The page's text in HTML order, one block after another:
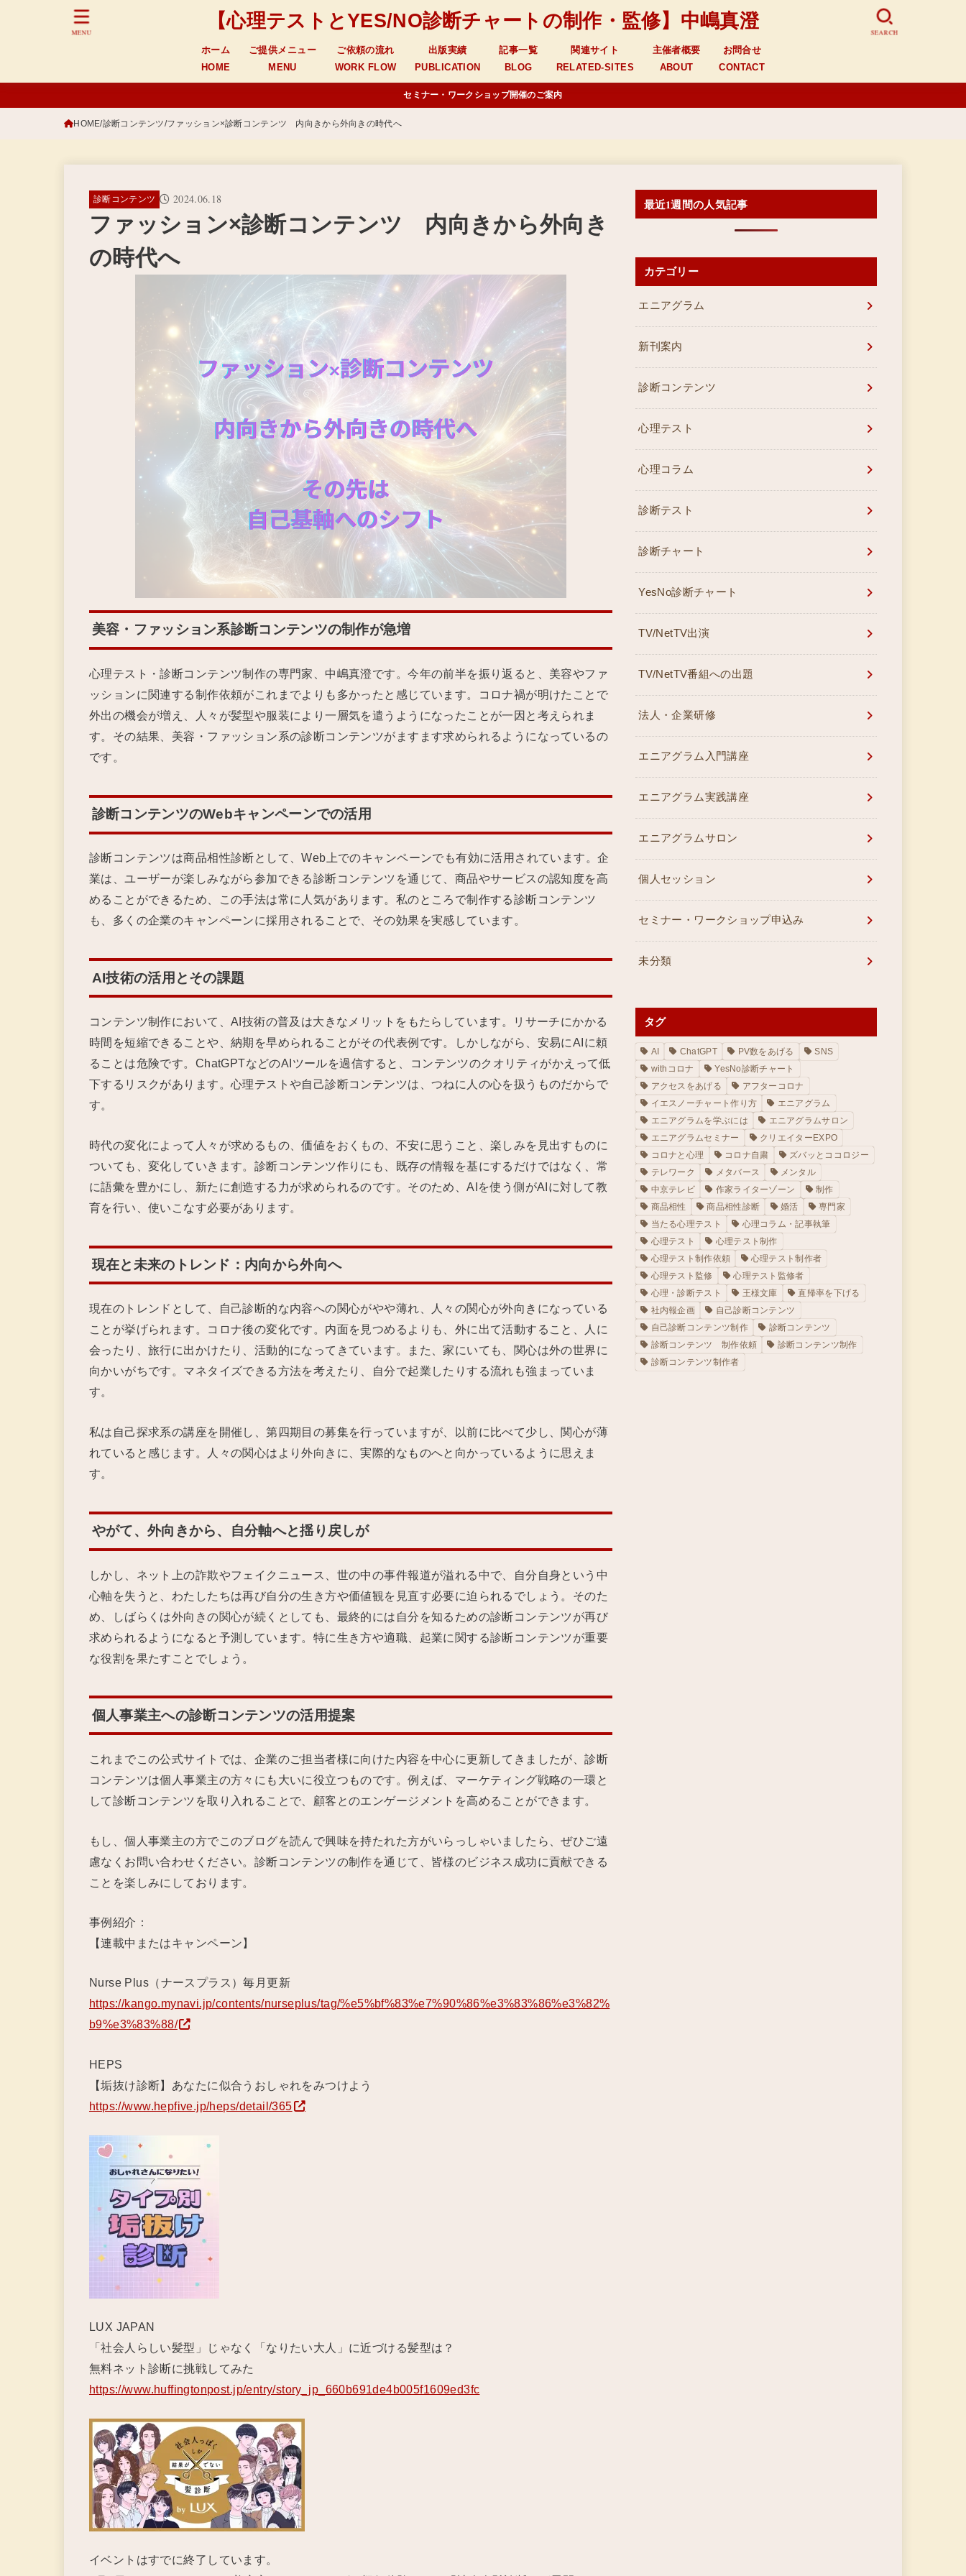
【心理テストとYES/NO診断チャートの制作・監修】中嶋真澄
ホーム
HOME
ご提供メニュー
MENU
ご依頼の流れ
WORK FLOW
出版実績
PUBLICATION
記事一覧
BLOG
関連サイト
RELATED-SITES
主催者概要
ABOUT
お問合せ
CONTACT
SEARCH
MENU
セミナー・ワークショップ開催のご案内
HOME 診断コンテンツ ファッション×診断コンテンツ 内向きから外向きの時代へ
診断コンテンツ 2024.06.18
ファッション×診断コンテンツ 内向きから外向き
の時代へ
美容・ファッション系診断コンテンツの制作が急増
心理テスト・診断コンテンツ制作の専門家、中嶋真澄です。今年の前半を振り返ると、美容やファ
ッションに関連する制作依頼がこれまでよりも多かったと感じています。コロナ禍が明けたことで
外出の機会が増え、人々が髪型や服装により一層気を遣うようになったことが一因と考えられま
す。その結果、美容・ファッション系の診断コンテンツがますます求められるようになっているの
です。
診断コンテンツのWebキャンペーンでの活用
診断コンテンツは商品相性診断として、Web上でのキャンペーンでも有効に活用されています。企
業は、ユーザーが楽しみながら参加できる診断コンテンツを通じて、商品やサービスの認知度を高
めることができるため、この手法は常に人気があります。私のところで制作する診断コンテンツ
も、多くの企業のキャンペーンに採用されることで、その効果を実感しています。
AI技術の活用とその課題
コンテンツ制作において、AI技術の普及は大きなメリットをもたらしています。リサーチにかかる
時間を短縮できることや、納期を早められることがその代表例です。しかしながら、安易にAIに頼
ることは危険です。ChatGPTなどのAIツールを過信すると、コンテンツのクオリティがかえって低
下するリスクがあります。心理テストや自己診断コンテンツは、つねに人の心を扱うものだからで
す。
時代の変化によって人々が求めるもの、価値をおくもの、不安に思うこと、楽しみを見出すものに
ついても、変化していきます。診断コンテンツ作りにも、既存の情報を基にするだけではなく、常
に語彙を豊かにし、新たに創造する力が求められるのです。そのため、AIを使う側がAIに対して教
育を行い、使いこなす必要があります。
現在と未来のトレンド：内向から外向へ
現在のトレンドとして、自己診断的な内容への関心がやや薄れ、人々の関心が外向きになっている
ことが挙げられます。コロナ後の変化です。内面を見つめるよりも、外に出て活動すること、人に
会ったり、旅行に出かけたり、活動的になってきています。また、家にいても、関心は外の世界に
向かいがちです。マネタイズできる方法を考えたり、自分で起業したりする流れも強まっていま
す。
私は自己探求系の講座を開催し、第四期目の募集を行っていますが、以前に比べて少し、関心が薄
れていると感じます。人々の関心はより外向きに、実際的なものへと向かっているように思えま
す。
やがて、外向きから、自分軸へと揺り戻しが
しかし、ネット上の詐欺やフェイクニュース、世の中の事件報道が溢れる中で、自分自身という中
心軸を失うと、わたしたちは再び自分の生き方や価値観を見直す必要に迫られるでしょう。そのた
め、しばらくは外向きの関心が続くとしても、最終的には自分を知るための診断コンテンツが再び
求められるようになると予測しています。特に生き方や適職、起業に関する診断コンテンツが重要
な役割を果たすことでしょう。
個人事業主への診断コンテンツの活用提案
これまでこの公式サイトでは、企業のご担当者様に向けた内容を中心に更新してきましたが、診断
コンテンツは個人事業主の方々にも大いに役立つものです。例えば、マーケティング戦略の一環と
して診断コンテンツを取り入れることで、顧客とのエンゲージメントを高めることができます。
もし、個人事業主の方でこのブログを読んで興味を持たれた方がいらっしゃいましたら、ぜひご遠
慮なくお問い合わせください。診断コンテンツの制作を通じて、皆様のビジネス成功に貢献できる
ことを楽しみにしております。
事例紹介：
【連載中またはキャンペーン】
Nurse Plus（ナースプラス）毎月更新
https://kango.mynavi.jp/contents/nurseplus/tag/%e5%bf%83%e7%90%86%e3%83%86%e3%82%
b9%e3%83%88/
HEPS
【垢抜け診断】あなたに似合うおしゃれをみつけよう
https://www.hepfive.jp/heps/detail/365
LUX JAPAN
「社会人らしい髪型」じゃなく「なりたい大人」に近づける髪型は？
無料ネット診断に挑戦してみた
https://www.huffingtonpost.jp/entry/story_jp_660b691de4b005f1609ed3fc
イベントはすでに終了しています。
最近1週間の人気記事
カテゴリー
エニアグラム
新刊案内
診断コンテンツ
心理テスト
心理コラム
診断テスト
診断チャート
YesNo診断チャート
TV/NetTV出演
TV/NetTV番組への出題
法人・企業研修
エニアグラム入門講座
エニアグラム実践講座
エニアグラムサロン
個人セッション
セミナー・ワークショップ申込み
未分類
タグ
AI ChatGPT PV数をあげる
SNS
withコロナ
YesNo診断チャート
アクセスをあげる
アフターコロナ
イエスノーチャート作り方
エニアグラム
エニアグラムを学ぶには
エニアグラムサロン
エニアグラムセミナー
クリエイターEXPO
コロナと心理
コロナ自粛
ズバッとココロジー
テレワーク
メタバース
メンタル
中京テレビ
作家ライターゾーン
制作
商品相性
商品相性診断 婚活
専門家
当たる心理テスト
心理コラム・記事執筆
心理テスト
心理テスト制作
心理テスト制作依頼
心理テスト制作者
心理テスト監修
心理テスト監修者
心理・診断テスト
王様文庫
直帰率を下げる
社内報企画
自己診断コンテンツ
自己診断コンテンツ制作
診断コンテンツ
診断コンテンツ 制作依頼
診断コンテンツ制作
診断コンテンツ制作者